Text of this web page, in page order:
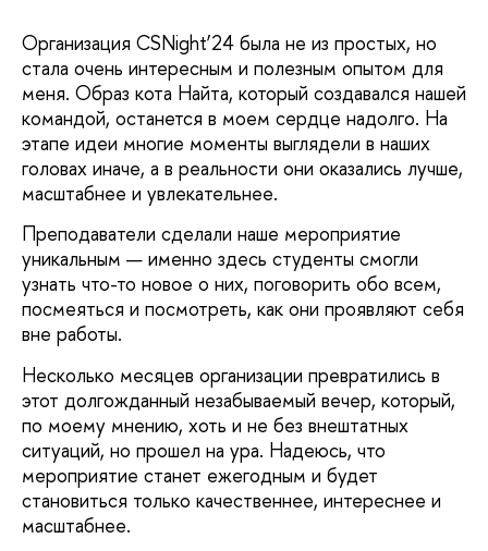
Организация CSNight’24 была не из простых, но
стала очень интересным и полезным опытом для
меня. Образ кота Найта, который создавался нашей
командой, останется в моем сердце надолго. На
этапе идеи многие моменты выглядели в наших
головах иначе, а в реальности они оказались лучше,
масштабнее и увлекательнее.
Преподаватели сделали наше мероприятие
уникальным — именно здесь студенты смогли
узнать что-то новое о них, поговорить обо всем,
посмеяться и посмотреть, как они проявляют себя
вне работы.
Несколько месяцев организации превратились в
этот долгожданный незабываемый вечер, который,
по моему мнению, хоть и не без внештатных
ситуаций, но прошел на ура. Надеюсь, что
мероприятие станет ежегодным и будет
становиться только качественнее, интереснее и
масштабнее.